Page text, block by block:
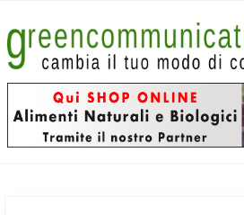
al
contenuto
principale
alla
barra
laterale
primaria
al
piè
di
pagina
Header
Left